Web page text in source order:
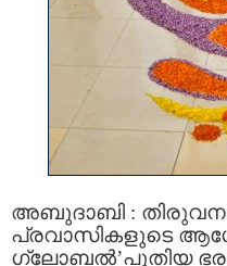
അബുദാബി :
പ്രവാസികളുടെ
ഗ്ലോബൽ’പുതിയ